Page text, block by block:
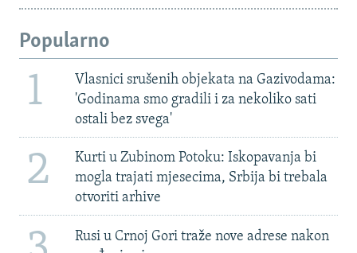
Popularno
1
Vlasnici srušenih objekata na Gazivodama:
'Godinama smo gradili i za nekoliko sati
ostali bez svega'
2
Kurti u Zubinom Potoku: Iskopavanja bi
mogla trajati mjesecima, Srbija bi trebala
otvoriti arhive
Rusi u Crnoj Gori traže nove adrese nakon